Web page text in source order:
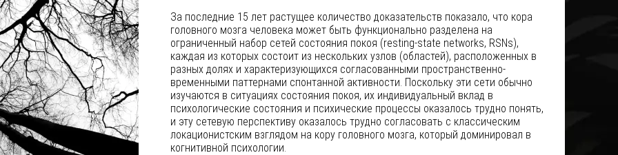
За последние 15 лет растущее количество доказательств показало, что кора
головного мозга человека может быть функционально разделена на
ограниченный набор сетей состояния покоя (resting-state networks, RSNs),
каждая из которых состоит из нескольких узлов (областей), расположенных в
разных долях и характеризующихся согласованными пространственно-
временными паттернами спонтанной активности. Поскольку эти сети обычно
изучаются в ситуациях состояния покоя, их индивидуальный вклад в
психологические состояния и психические процессы оказалось трудно понять,
и эту сетевую перспективу оказалось трудно согласовать с классическим
локационистским взглядом на кору головного мозга, который доминировал в
когнитивной психологии.